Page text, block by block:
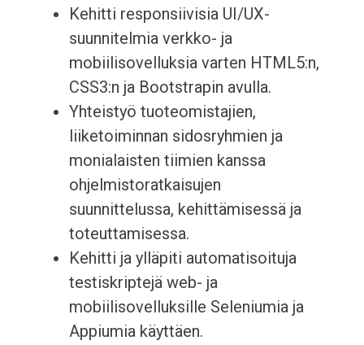
Kehitti responsiivisia UI/UX-
suunnitelmia verkko- ja
mobiilisovelluksia varten HTML5:n,
CSS3:n ja Bootstrapin avulla.
Yhteistyö tuoteomistajien,
liiketoiminnan sidosryhmien ja
monialaisten tiimien kanssa
ohjelmistoratkaisujen
suunnittelussa, kehittämisessä ja
toteuttamisessa.
Kehitti ja ylläpiti automatisoituja
testiskriptejä web- ja
mobiilisovelluksille Seleniumia ja
Appiumia käyttäen.